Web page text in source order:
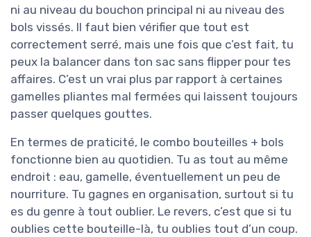
ni au niveau du bouchon principal ni au niveau des
bols vissés. Il faut bien vérifier que tout est
correctement serré, mais une fois que c’est fait, tu
peux la balancer dans ton sac sans flipper pour tes
affaires. C’est un vrai plus par rapport à certaines
gamelles pliantes mal fermées qui laissent toujours
passer quelques gouttes.
En termes de praticité, le combo bouteilles + bols
fonctionne bien au quotidien. Tu as tout au même
endroit : eau, gamelle, éventuellement un peu de
nourriture. Tu gagnes en organisation, surtout si tu
es du genre à tout oublier. Le revers, c’est que si tu
oublies cette bouteille-là, tu oublies tout d’un coup.